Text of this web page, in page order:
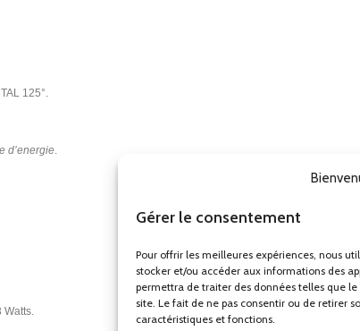
Gérer le consentement
Pour offrir les meilleures expériences, nous
stocker et/ou accéder aux informations des
permettra de traiter des données telles que
site. Le fait de ne pas consentir ou de retirer
caractéristiques et fonctions.
125°.
d’energie.
Watts.